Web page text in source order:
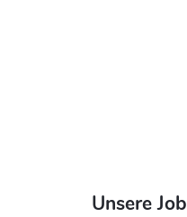
Unsere